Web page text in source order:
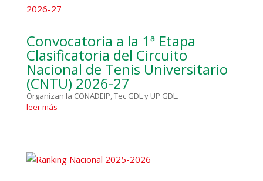
Convocatoria a la 1ª Etapa
Clasificatoria del Circuito
Nacional de Tenis Universitario
(CNTU) 2026-27
Organizan la CONADEIP, Tec GDL y UP GDL.
leer más